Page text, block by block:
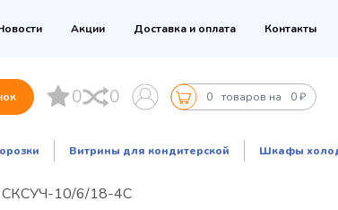
Акции Доставка и оплата Контакты
0 0 0 товаров на 0 ₽
Витрины для кондитерской Шкафы
СКСУЧ-10/6/18-4С